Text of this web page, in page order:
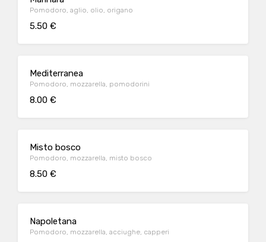
Pomodoro, aglio, olio, origano
5.50 €
Mediterranea
Pomodoro, mozzarella, pomodorini
8.00 €
Misto bosco
Pomodoro, mozzarella, misto bosco
8.50 €
Napoletana
Pomodoro, mozzarella, acciughe, capperi